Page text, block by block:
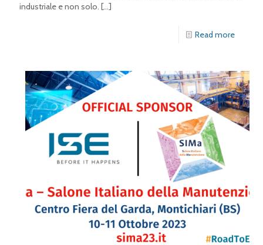
industriale e non solo. […]
Read more